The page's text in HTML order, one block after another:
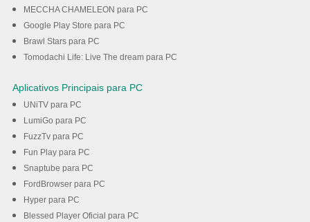
MECCHA CHAMELEON para PC
Google Play Store para PC
Brawl Stars para PC
Tomodachi Life: Live The dream para PC
Aplicativos Principais para PC
UNiTV para PC
LumiGo para PC
FuzzTv para PC
Fun Play para PC
Snaptube para PC
FordBrowser para PC
Hyper para PC
Blessed Player Oficial para PC